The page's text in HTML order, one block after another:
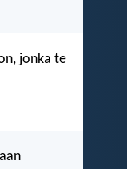
jonka te